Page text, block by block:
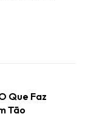
Que Faz
Tão